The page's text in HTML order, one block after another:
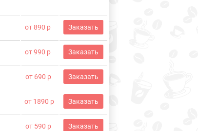
от 890 р Заказать
от 990 р Заказать
от 690 р Заказать
от 1890 р Заказать
от 590 р Заказать